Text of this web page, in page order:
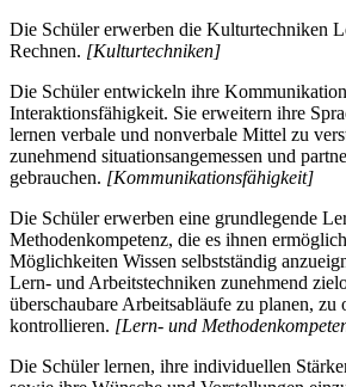
Die Schüler erwerben die Kulturtechniken
Rechnen. [Kulturtechniken]
Die Schüler entwickeln ihre
Interaktionsfähigkeit. Sie erweitern ihre
lernen verbale und nonverbale Mittel zu
zunehmend situationsangemessen und
gebrauchen. [Kommunikationsfähigkeit]
Die Schüler erwerben eine grundlegende
Methodenkompetenz, die es ihnen
Möglichkeiten Wissen selbstständig
Lern- und Arbeitstechniken zunehmend
überschaubare Arbeitsabläufe zu planen, zu
kontrollieren. [Lern- und
Die Schüler lernen, ihre individuellen